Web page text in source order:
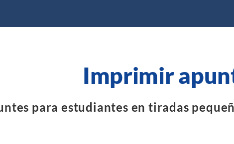
Imprimir
para estudiantes en tiradas